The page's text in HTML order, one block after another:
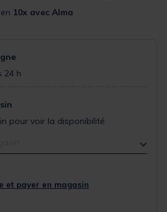
ou en 10x avec Alma
24 h
pour voir la disponibilité
et payer en magasin